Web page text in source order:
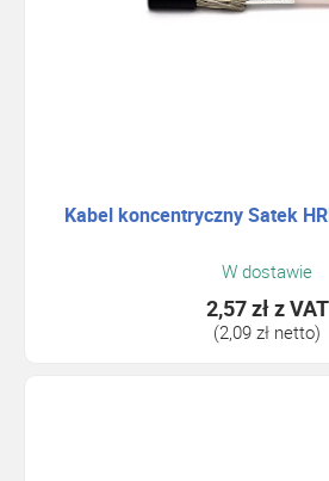
Kabel koncentryczny Satek
W dostawie
2,57 złz VAT
(2,09 zł netto)